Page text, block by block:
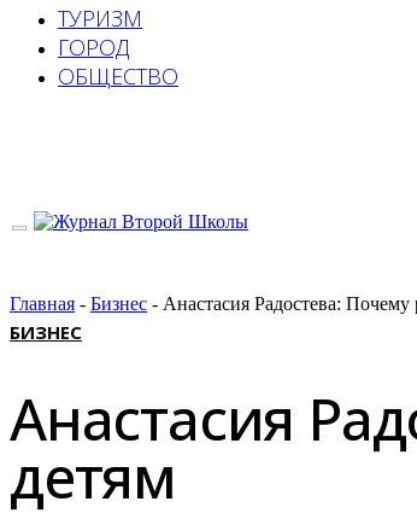
ТУРИЗМ
ГОРОД
ОБЩЕСТВО
Главная - Бизнес - Анастасия Радостева:
БИЗНЕС
Анастасия
детям